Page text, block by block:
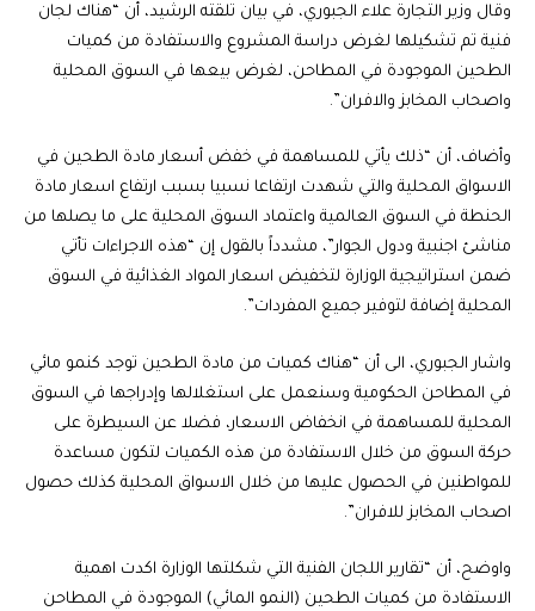
وقال وزير التجارة علاء الجبوري، في بيان تلقته الرشيد، أن “هناك لجان
فنية تم تشكيلها لغرض دراسة المشروع والاستفادة من كميات
الطحين الموجودة في المطاحن، لغرض بيعها في السوق المحلية
واصحاب المخابز والافران”.
وأضاف، أن “ذلك يأتي للمساهمة في خفض أسعار مادة الطحين في
الاسواق المحلية والتي شهدت ارتفاعا نسبيا بسبب ارتفاع اسعار مادة
الحنطة في السوق العالمية واعتماد السوق المحلية على ما يصلها من
مناشئ اجنبية ودول الجوار”، مشدداً بالقول إن “هذه الاجراءات تأتي
ضمن استراتيجية الوزارة لتخفيض اسعار المواد الغذائية في السوق
المحلية إضافة لتوفير جميع المفردات”.
واشار الجبوري، الى أن “هناك كميات من مادة الطحين توجد كنمو مائي
في المطاحن الحكومية وسنعمل على استغلالها وإدراجها في السوق
المحلية للمساهمة في انخفاض الاسعار، فضلا عن السيطرة على
حركة السوق من خلال الاستفادة من هذه الكميات لتكون مساعدة
للمواطنين في الحصول عليها من خلال الاسواق المحلية كذلك حصول
اصحاب المخابز للافران”.
واوضح، أن “تقارير اللجان الفنية التي شكلتها الوزارة اكدت اهمية
الاستفادة من كميات الطحين (النمو المائي) الموجودة في المطاحن